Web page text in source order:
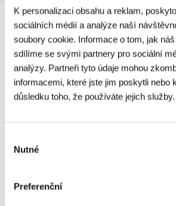
K personalizaci obsahu a reklam,
sociálních médií a analýze naší
soubory cookie. Informace o tom, jak
sdílíme se svými partnery pro sociální
analýzy. Partneři tyto údaje mohou
informacemi, které jste jim poskytli nebo
důsledku toho, že používáte jejich služby.
souhlasu
Nutné
Preferenční